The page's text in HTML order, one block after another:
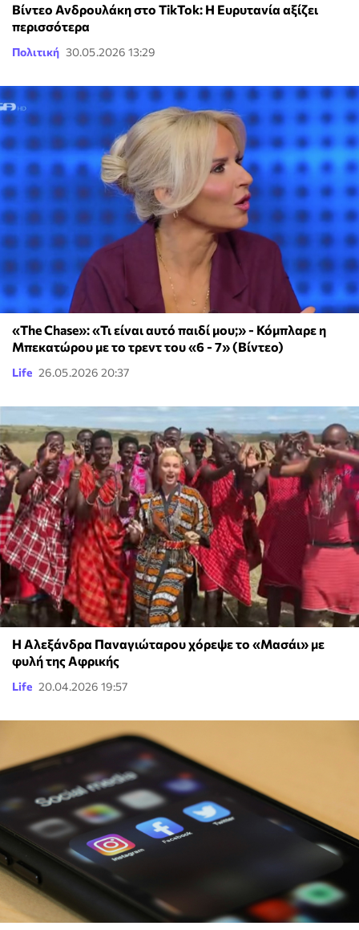
Βίντεο Ανδρουλάκη στο TikTok: Η Ευρυτανία αξίζει
περισσότερα
Πολιτική 30.05.2026 13:29
«The Chase»: «Τι είναι αυτό παιδί μου;» - Κόμπλαρε η
Μπεκατώρου με το τρεντ του «6 - 7» (Βίντεο)
Life 26.05.2026 20:37
Η Αλεξάνδρα Παναγιώταρου χόρεψε το «Μασάι» με
φυλή της Αφρικής
Life 20.04.2026 19:57